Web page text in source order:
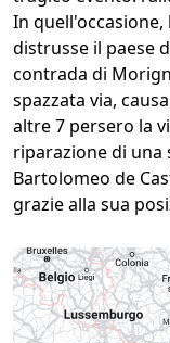
In
distrusse il paese
contrada di
spazzata via,
altre 7 persero la
riparazione di una
Bartolomeo de
grazie alla sua